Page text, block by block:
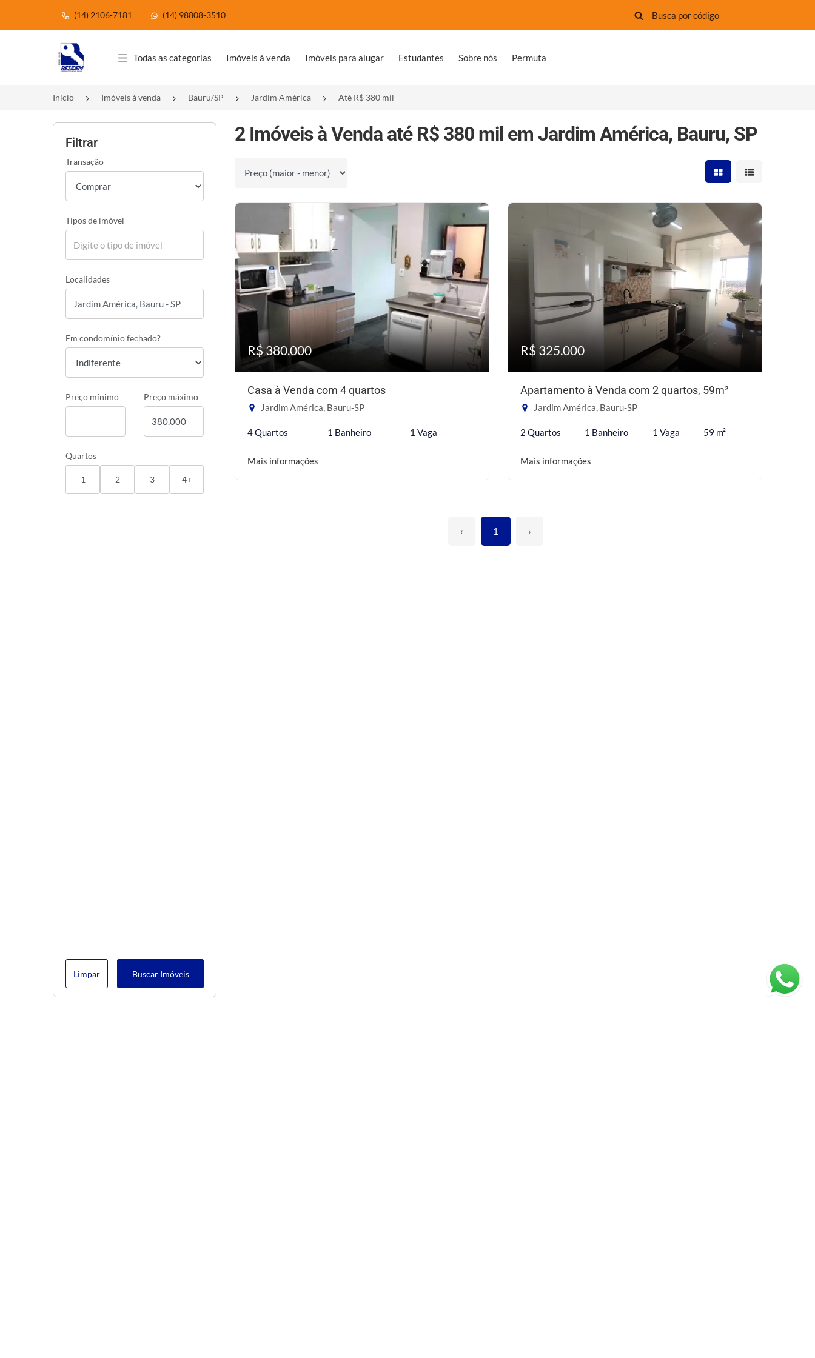
(14) 2106-7181 (14) 98808-3510
Página inicial
Todas as categorias Imóveis à venda Imóveis para alugar Estudantes Sobre nós Permuta
Início Imóveis à venda Bauru/SP Jardim América Até R$ 380 mil
Filtrar
Transação
Tipos de imóvel
Localidades
Em condomínio fechado?
Preço mínimo Preço máximo
Quartos
1 2 3 4+
Limpar Buscar Imóveis
2 Imóveis à Venda até R$ 380 mil em Jardim América, Bauru, SP
Ordenar por Mostrar resultados em
Mostrar
R$ 380.000
Casa à Venda com 4 quartos
Jardim América, Bauru-SP
4 Quartos 1 Banheiro 1 Vaga
Mais informações
R$ 325.000
Apartamento à Venda com 2 quartos, 59m²
Jardim América, Bauru-SP
2 Quartos 1 Banheiro 1 Vaga 59 m²
Mais informações
‹ 1 ›